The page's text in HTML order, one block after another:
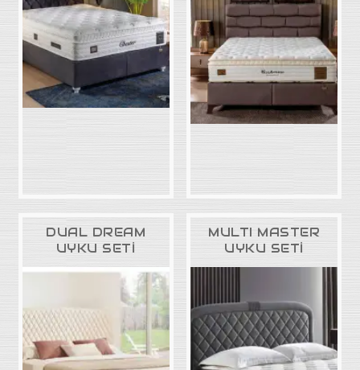
Düğün Paketleri
3'lü Setler
Mutfak Masa ve Sandalye
DUAL DREAM
UYKU SETİ
MULTI MASTER
UYKU SETİ